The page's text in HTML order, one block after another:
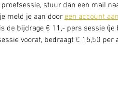
stuur dan een mail
meld je aan door een account
de bijdrage € 11,- pers sessie (je
vooraf, bedraagt € 15,50 per